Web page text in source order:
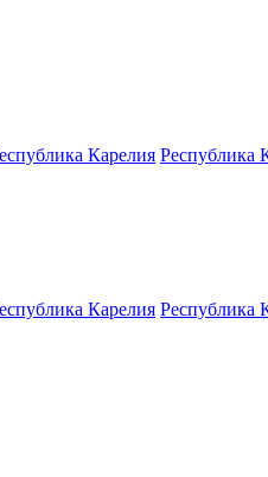
Карелия Республика
Карелия Республика